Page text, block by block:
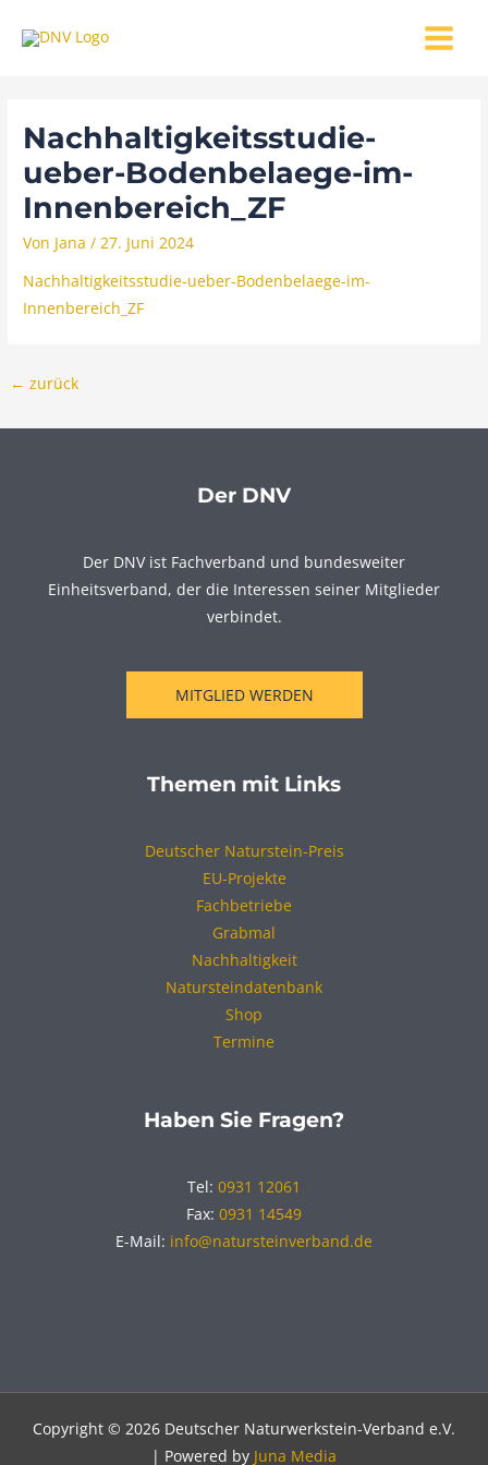
Inhalt
MENU
Nachhaltigkeitsstudie-
ueber-Bodenbelaege-im-
Innenbereich_ZF
Von Jana/ 27. Juni 2024
Nachhaltigkeitsstudie-ueber-Bodenbelaege-im-
Innenbereich_ZF
← zurück
Der DNV
Der DNV ist Fachverband und bundesweiter
Einheitsverband, der die Interessen seiner Mitglieder
verbindet.
MITGLIED WERDEN
Themen mit Links
Deutscher Naturstein-Preis
EU-Projekte
Fachbetriebe
Grabmal
Nachhaltigkeit
Natursteindatenbank
Shop
Termine
Haben Sie Fragen?
Tel: 0931 12061
Fax: 0931 14549
E-Mail: info@natursteinverband.de
Copyright © 2026 Deutscher Naturwerkstein-Verband e.V.
| Powered by Juna Media